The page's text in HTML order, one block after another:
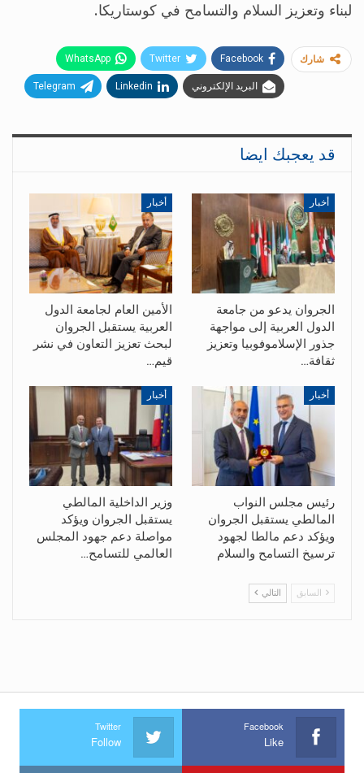
لبناء وتعزيز السلام والتسامح في كوستاريكا.
شارك Facebook
Twitter
WhatsApp
البريد الإلكتروني Linkedin
Telegram
قد يعجبك ايضا
أخبار
الجروان يدعو من جامعة
الدول العربية إلى مواجهة
جذور الإسلاموفوبيا وتعزيز
ثقافة…
أخبار
الأمين العام لجامعة الدول
العربية يستقبل الجروان
لبحث تعزيز التعاون في نشر
قيم…
أخبار
رئيس مجلس النواب
المالطي يستقبل الجروان
ويؤكد دعم مالطا لجهود
ترسيخ التسامح والسلام
أخبار
وزير الداخلية المالطي
يستقبل الجروان ويؤكد
مواصلة دعم جهود المجلس
العالمي للتسامح…
السابق التالي
Facebook
Like
Twitter
Follow